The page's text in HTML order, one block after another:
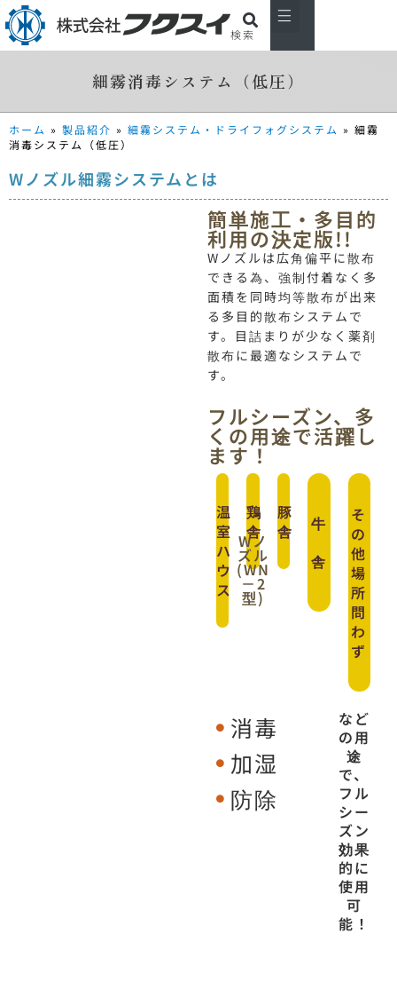
検索
細霧消毒システム（低圧）
ホーム » 製品紹介 » 細霧システム・ドライフォグシステム » 細霧
消毒システム（低圧）
Wノズル細霧システムとは
Wノ
ズル
(WN
－2
型)
簡単施工・多目的
利用の決定版!!
Wノズルは広角偏平に散布
できる為、強制付着なく多
面積を同時均等散布が出来
る多目的散布システムで
す。目詰まりが少なく薬剤
散布に最適なシステムで
す。
フルシーズン、多
くの用途で活躍し
ます！
温
室
ハ
ウ
ス
鶏
舎
豚
舎
牛
舎
そ
の
他
場
所
問
わ
ず
消毒
加湿
防除
など
の用
途
で、
フル
シー
ズン
効果
的に
使用
可
能！